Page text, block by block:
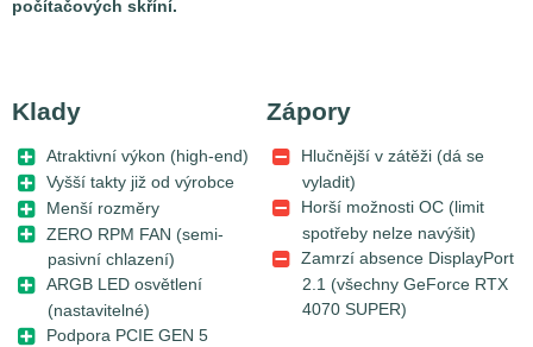
počítačových skříní.
Klady
Atraktivní výkon (high-end)
Vyšší takty již od výrobce
Menší rozměry
ZERO RPM FAN (semi-
pasivní chlazení)
ARGB LED osvětlení
(nastavitelné)
Podpora PCIE GEN 5
Zápory
Hlučnější v zátěži (dá se
vyladit)
Horší možnosti OC (limit
spotřeby nelze navýšit)
Zamrzí absence DisplayPort
2.1 (všechny GeForce RTX
4070 SUPER)